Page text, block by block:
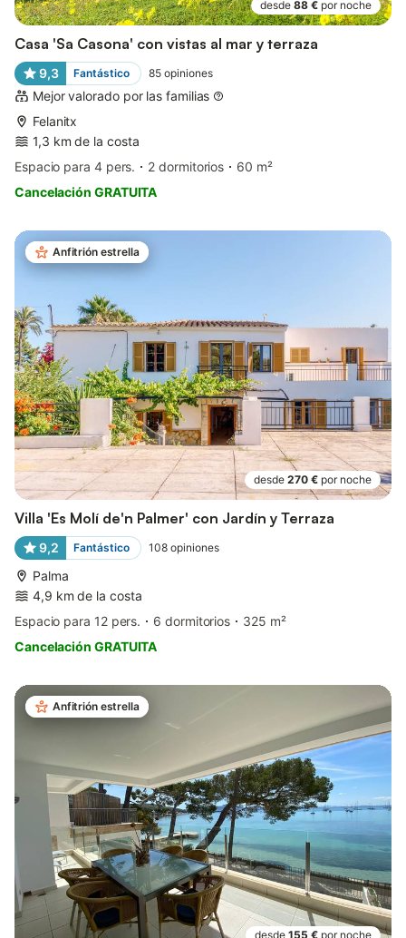
desde 88 € por noche
Casa 'Sa Casona' con vistas al mar y terraza
9,3 Fantástico 85 opiniones
Mejor valorado por las familias
Felanitx
1,3 km de la costa
Espacio para 4 pers.
2 dormitorios
60 m²
Cancelación GRATUITA
Anfitrión estrella
desde 270 € por noche
Villa 'Es Molí de'n Palmer' con Jardín y Terraza
9,2 Fantástico 108 opiniones
Palma
4,9 km de la costa
Espacio para 12 pers.
6 dormitorios
325 m²
Cancelación GRATUITA
Anfitrión estrella
desde 155 € por noche